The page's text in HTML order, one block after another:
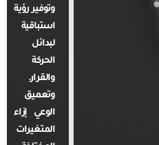
وتوفير رؤية
استباقية
لبدائل
الحركة
والقرار.
وتعميق
الوعي إزاء
المتغيرات